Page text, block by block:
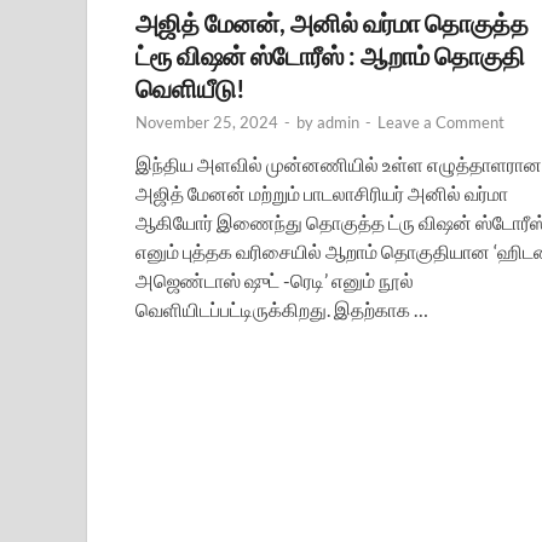
அஜித் மேனன், அனில் வர்மா தொகுத்த
ட்ரூ விஷன் ஸ்டோரீஸ் : ஆறாம் தொகுதி
வெளியீடு!
November 25, 2024 - byadmin - Leave a Comment
இந்திய அளவில் முன்னணியில் உள்ள எழுத்தாளரான
அஜித் மேனன் மற்றும் பாடலாசிரியர் அனில் வர்மா
ஆகியோர் இணைந்து தொகுத்த ட்ரு விஷன்
எனும் புத்தக வரிசையில் ஆறாம் தொகுதியான
அஜெண்டாஸ் ஷுட் -ரெடி’ எனும் நூல்
வெளியிடப்பட்டிருக்கிறது. இதற்காக …